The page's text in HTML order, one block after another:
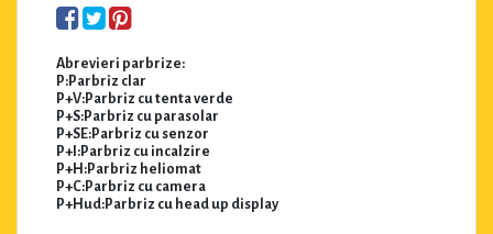
Abrevieri parbrize:
P:Parbriz clar
P+V:Parbriz cu tenta verde
P+S:Parbriz cu parasolar
P+SE:Parbriz cu senzor
P+I:Parbriz cu incalzire
P+H:Parbriz heliomat
P+C:Parbriz cu camera
P+Hud:Parbriz cu head up display